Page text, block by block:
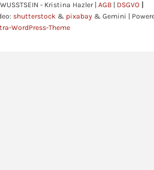
- Kristina Hazler | AGB DSGVO
shutterstock & pixabay & Gemini |
WordPress-Theme